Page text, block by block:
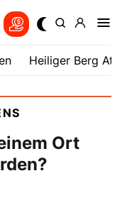
Heiliger Berg
Ort